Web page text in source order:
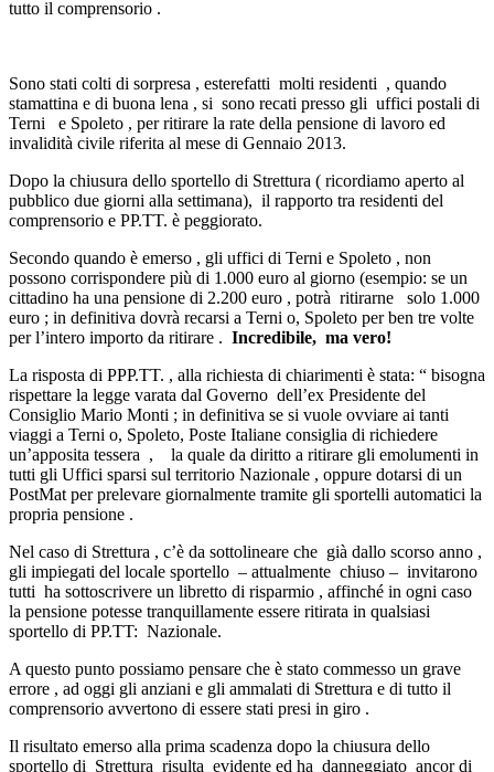
tutto il comprensorio .
Sono stati colti di sorpresa , esterefatti molti residenti , quando
stamattina e di buona lena , si sono recati presso gli uffici postali di
Terni e Spoleto , per ritirare la rate della pensione di lavoro ed
invalidità civile riferita al mese di Gennaio 2013.
Dopo la chiusura dello sportello di Strettura ( ricordiamo aperto al
pubblico due giorni alla settimana), il rapporto tra residenti del
comprensorio e PP.TT. è peggiorato.
Secondo quando è emerso , gli uffici di Terni e Spoleto , non
possono corrispondere più di 1.000 euro al giorno (esempio: se un
cittadino ha una pensione di 2.200 euro , potrà ritirarne solo 1.000
euro ; in definitiva dovrà recarsi a Terni o, Spoleto per ben tre volte
per l’intero importo da ritirare . Incredibile, ma vero!
La risposta di PPP.TT. , alla richiesta di chiarimenti è stata: “ bisogna
rispettare la legge varata dal Governo dell’ex Presidente del
Consiglio Mario Monti ; in definitiva se si vuole ovviare ai tanti
viaggi a Terni o, Spoleto, Poste Italiane consiglia di richiedere
un’apposita tessera , la quale da diritto a ritirare gli emolumenti in
tutti gli Uffici sparsi sul territorio Nazionale , oppure dotarsi di un
PostMat per prelevare giornalmente tramite gli sportelli automatici la
propria pensione .
Nel caso di Strettura , c’è da sottolineare che già dallo scorso anno ,
gli impiegati del locale sportello – attualmente chiuso – invitarono
tutti ha sottoscrivere un libretto di risparmio , affinché in ogni caso
la pensione potesse tranquillamente essere ritirata in qualsiasi
sportello di PP.TT: Nazionale.
A questo punto possiamo pensare che è stato commesso un grave
errore , ad oggi gli anziani e gli ammalati di Strettura e di tutto il
comprensorio avvertono di essere stati presi in giro .
Il risultato emerso alla prima scadenza dopo la chiusura dello
sportello di Strettura risulta evidente ed ha danneggiato ancor di